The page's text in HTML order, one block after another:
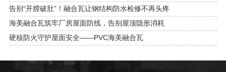
告别“开膛破肚”！融合瓦让钢结构防水检修不再头疼
海美融合瓦筑牢厂房屋面防线，告别屋顶隐形消耗
硬核防火守护屋面安全——PVC海美融合瓦